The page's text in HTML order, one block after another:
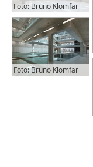
Foto: Bruno Klomfar
Foto: Bruno Klomfar